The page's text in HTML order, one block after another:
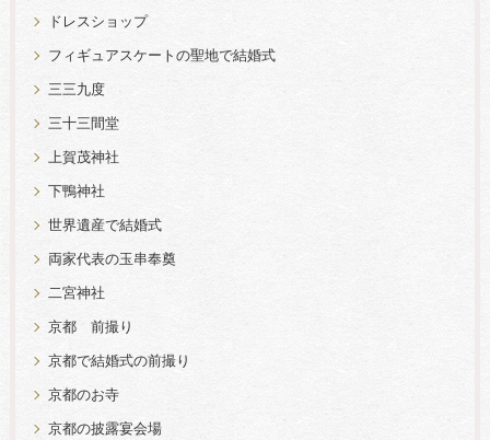
ドレスショップ
フィギュアスケートの聖地で結婚式
三三九度
三十三間堂
上賀茂神社
下鴨神社
世界遺産で結婚式
両家代表の玉串奉奠
二宮神社
京都 前撮り
京都で結婚式の前撮り
京都のお寺
京都の披露宴会場